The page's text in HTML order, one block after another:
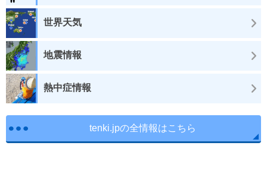
世界天気
地震情報
熱中症情報
tenki.jpの全情報はこちら